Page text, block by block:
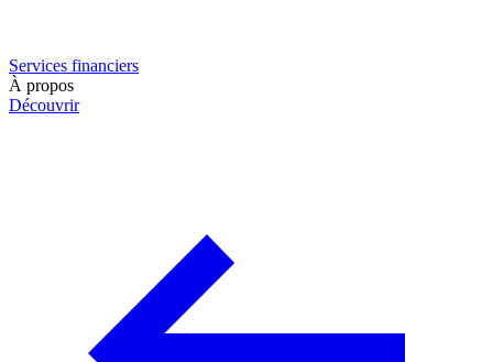
Services financiers
À propos
Découvrir